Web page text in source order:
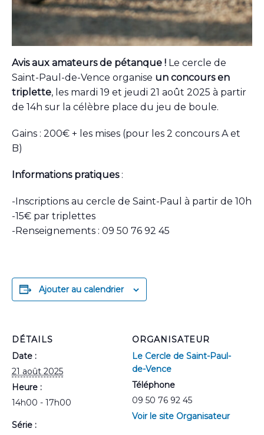
Avis aux amateurs de pétanque ! Le cercle de
Saint-Paul-de-Vence organise un concours en
triplette, les mardi 19 et jeudi 21 août 2025 à partir
de 14h sur la célèbre place du jeu de boule.
Gains : 200€ + les mises (pour les 2 concours A et
B)
Informations pratiques:
-Inscriptions au cercle de Saint-Paul à partir de 10h
-15€ par triplettes
-Renseignements : 09 50 76 92 45
Ajouter au calendrier
DÉTAILS
Date :
21 août 2025
Heure :
14h00 - 17h00
Série :
ORGANISATEUR
Le Cercle de Saint-Paul-
de-Vence
Téléphone
09 50 76 92 45
Voir le site Organisateur